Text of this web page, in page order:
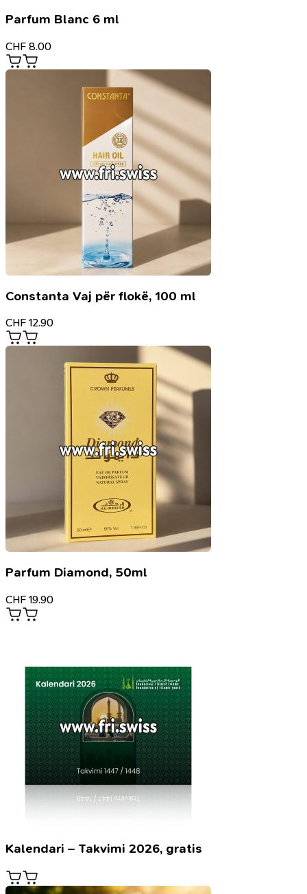
Parfum Blanc 6 ml
CHF 8.00
Constanta Vaj për flokë, 100 ml
CHF 12.90
Parfum Diamond, 50ml
CHF 19.90
Kalendari – Takvimi 2026, gratis